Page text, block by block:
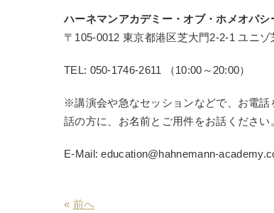
ハーネマンアカデミー・オブ・ホメオパシ
〒105-0012 東京都港区芝大門2-2-1 ユニ
TEL: 050-1746-2611 （10:00～20:00）
※講演会や急なセッションなどで、お電
話の方に、お名前とご用件をお話くださ
E-Mail: education@hahnemann-
« 前へ